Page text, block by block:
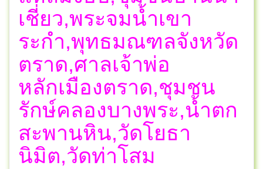
เชี่ยว,พระจมน้ำเขา
ระกำ,พุทธมณฑลจังหวัด
ตราด,ศาลเจ้าพ่อ
หลักเมืองตราด,ชุมชน
รักษ์คลองบางพระ,น้ำตก
สะพานหิน,วัดโยธา
นิมิต,วัดท่าโสม